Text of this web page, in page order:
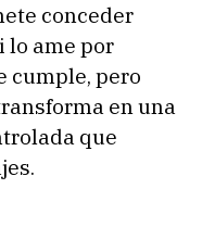
conceder
lo ame por
cumple, pero
en una
que